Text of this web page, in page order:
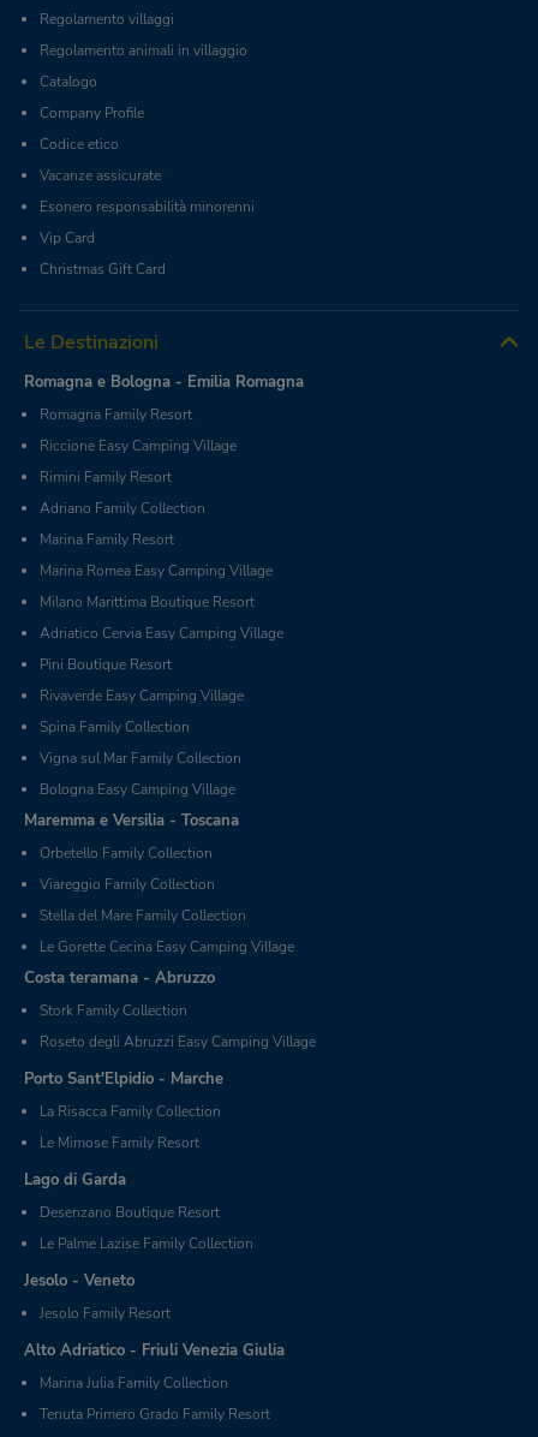
Regolamento villaggi
Regolamento animali in villaggio
Catalogo
Company Profile
Codice etico
Vacanze assicurate
Esonero responsabilità minorenni
Vip Card
Christmas Gift Card
Le Destinazioni
Romagna e Bologna - Emilia Romagna
Romagna Family Resort
Riccione Easy Camping Village
Rimini Family Resort
Adriano Family Collection
Marina Family Resort
Marina Romea Easy Camping Village
Milano Marittima Boutique Resort
Adriatico Cervia Easy Camping Village
Pini Boutique Resort
Rivaverde Easy Camping Village
Spina Family Collection
Vigna sul Mar Family Collection
Bologna Easy Camping Village
Maremma e Versilia - Toscana
Orbetello Family Collection
Viareggio Family Collection
Stella del Mare Family Collection
Le Gorette Cecina Easy Camping Village
Costa teramana - Abruzzo
Stork Family Collection
Roseto degli Abruzzi Easy Camping Village
Porto Sant'Elpidio - Marche
La Risacca Family Collection
Le Mimose Family Resort
Lago di Garda
Desenzano Boutique Resort
Le Palme Lazise Family Collection
Jesolo - Veneto
Jesolo Family Resort
Alto Adriatico - Friuli Venezia Giulia
Marina Julia Family Collection
Tenuta Primero Grado Family Resort